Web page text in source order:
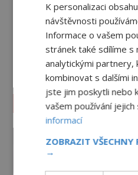
Vesmír a technologie
K personalizaci
návštěvnosti
Informace o vašem
stránek také sdílíme s
analytickými partnery,
kombinovat s dalšími
jste jim poskytli nebo
vašem používání
informací
ZOBRAZIT VŠECHNY
→